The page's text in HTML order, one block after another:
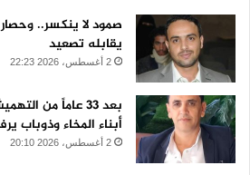
صمود لا ينكسر..
يقابله تصعيد
2 أغسطس، 2026 22:23
أبناء المخاء
2 أغسطس، 2026 20:10